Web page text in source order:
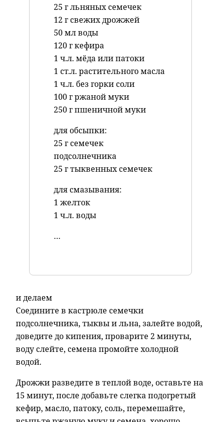
25 г льняных семечек
12 г свежих дрожжей
50 мл воды
120 г кефира
1 ч.л. мёда или патоки
1 ст.л. растительного масла
1 ч.л. без горки соли
100 г ржаной муки
250 г пшеничной муки
для обсыпки:
25 г семечек
подсолнечника
25 г тыквенных семечек
для смазывания:
1 желток
1 ч.л. воды
…
и делаем
Соедините в кастрюле семечки
подсолнечника, тыквы и льна, залейте водой,
доведите до кипения, проварите 2 минуты,
воду слейте, семена промойте холодной
водой.
Дрожжи разведите в теплой воде, оставьте на
15 минут, после добавьте слегка подогретый
кефир, масло, патоку, соль, перемешайте,